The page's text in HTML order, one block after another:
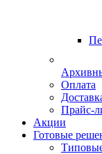
Оплата
Прайс-
Акции
Готовые